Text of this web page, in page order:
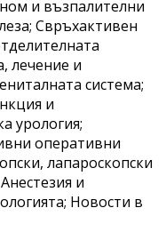
и възпалителни
Свръхактивен
лечение и
система;
и
урология;
оперативни
лапароскопски
и
Новости в